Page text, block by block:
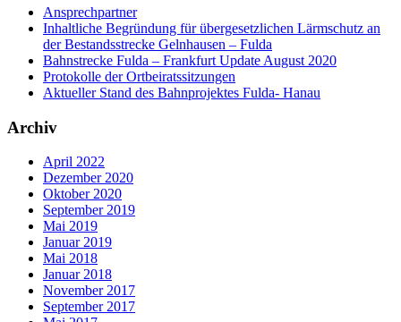
Ansprechpartner
Inhaltliche Begründung für übergesetzlichen Lärmschutz an
der Bestandsstrecke Gelnhausen – Fulda
Bahnstrecke Fulda – Frankfurt Update August 2020
Protokolle der Ortbeiratssitzungen
Aktueller Stand des Bahnprojektes Fulda- Hanau
Archiv
April 2022
Dezember 2020
Oktober 2020
September 2019
Mai 2019
Januar 2019
Mai 2018
Januar 2018
November 2017
September 2017